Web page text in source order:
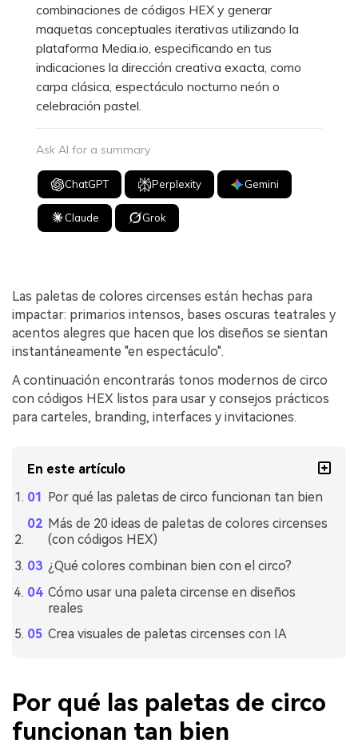
combinaciones de códigos HEX y generar
maquetas conceptuales iterativas utilizando la
plataforma Media.io, especificando en tus
indicaciones la dirección creativa exacta, como
carpa clásica, espectáculo nocturno neón o
celebración pastel.
Ask AI for a summary
ChatGPT Perplexity Gemini
Claude Grok
Las paletas de colores circenses están hechas para
impactar: primarios intensos, bases oscuras teatrales y
acentos alegres que hacen que los diseños se sientan
instantáneamente "en espectáculo".
A continuación encontrarás tonos modernos de circo
con códigos HEX listos para usar y consejos prácticos
para carteles, branding, interfaces y invitaciones.
En este artículo
Por qué las paletas de circo funcionan tan bien
Más de 20 ideas de paletas de colores circenses
(con códigos HEX)
¿Qué colores combinan bien con el circo?
Cómo usar una paleta circense en diseños
reales
Crea visuales de paletas circenses con IA
Por qué las paletas de circo
funcionan tan bien